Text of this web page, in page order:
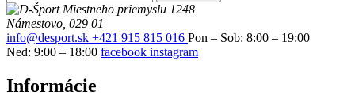
Miestneho priemyslu 1248
Námestovo, 029 01
info@desport.sk +421 915 815 016 Pon – Sob: 8:00 – 19:00
Ned: 9:00 – 18:00 facebook instagram
Informácie